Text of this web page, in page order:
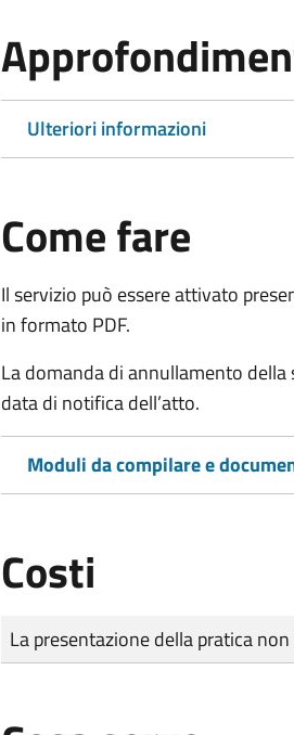
Ulteriori informazioni
Come fare
Il servizio può essere attivato
in formato PDF.
La domanda di annullamento
data di notifica dell’atto.
Moduli da compilare e
Costi
Tipo di pagamento
Importo
La presentazione della pratica